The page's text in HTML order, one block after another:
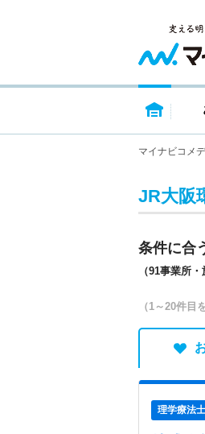
トップ
マイナビコメ
JR大阪
条件に合
（91事業所
（1～20件目
理学療法士